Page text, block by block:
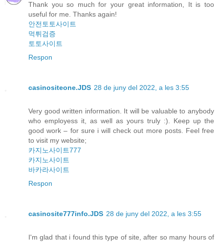
Thank you so much for your great information, It is too
useful for me. Thanks again!
안전토토사이트
먹튀검증
토토사이트
Respon
casinositeone.JDS 28 de juny del 2022, a les 3:55
Very good written information. It will be valuable to anybody
who employess it, as well as yours truly :). Keep up the
good work – for sure i will check out more posts. Feel free
to visit my website;
카지노사이트777
카지노사이트
바카라사이트
Respon
casinosite777info.JDS 28 de juny del 2022, a les 3:55
I'm glad that i found this type of site, after so many hours of